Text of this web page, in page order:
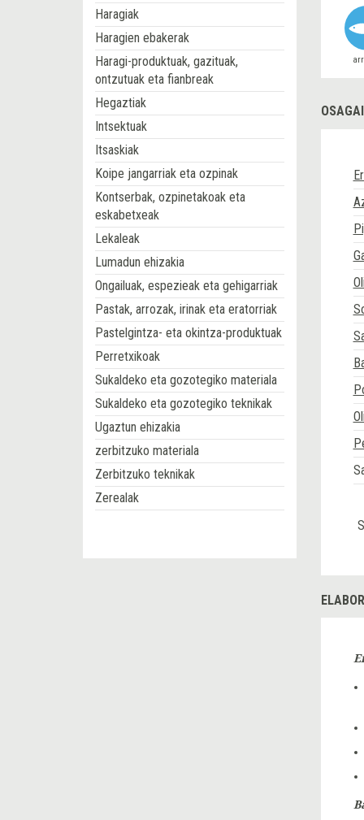
Haragiak
Haragien ebakerak
Haragi-produktuak, gazituak,
ontzutuak eta fianbreak
Hegaztiak
Intsektuak
Itsaskiak
Koipe jangarriak eta ozpinak
Kontserbak, ozpinetakoak eta
eskabetxeak
Lekaleak
Lumadun ehizakia
Ongailuak, espezieak eta gehigarriak
Pastak, arrozak, irinak eta eratorriak
Pastelgintza- eta okintza-produktuak
Perretxikoak
Sukaldeko eta gozotegiko materiala
Sukaldeko eta gozotegiko teknikak
Ugaztun ehizakia
zerbitzuko materiala
Zerbitzuko teknikak
Zerealak